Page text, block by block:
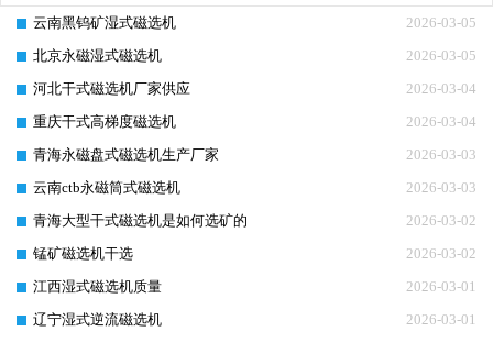
2026-03-05
云南黑钨矿湿式磁选机
2026-03-05
北京永磁湿式磁选机
2026-03-04
河北干式磁选机厂家供应
2026-03-04
重庆干式高梯度磁选机
2026-03-03
青海永磁盘式磁选机生产厂家
2026-03-03
云南ctb永磁筒式磁选机
2026-03-02
青海大型干式磁选机是如何选矿的
2026-03-02
锰矿磁选机干选
2026-03-01
江西湿式磁选机质量
2026-03-01
辽宁湿式逆流磁选机